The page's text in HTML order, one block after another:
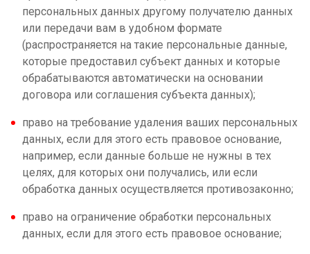
персональных данных другому получателю данных
или передачи вам в удобном формате
(распространяется на такие персональные данные,
которые предоставил субъект данных и которые
обрабатываются автоматически на основании
договора или соглашения субъекта данных);
право на требование удаления ваших персональных
данных, если для этого есть правовое основание,
например, если данные больше не нужны в тех
целях, для которых они получались, или если
обработка данных осуществляется противозаконно;
право на ограничение обработки персональных
данных, если для этого есть правовое основание;